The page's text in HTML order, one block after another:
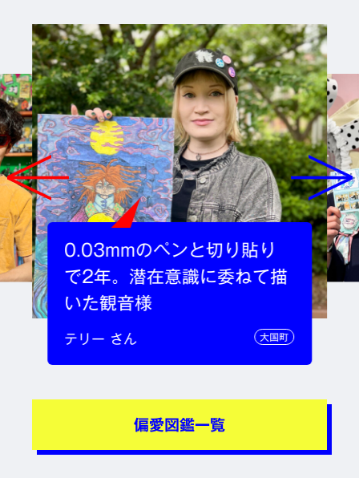
0.03mmのペンと切り貼り
で2年。潜在意識に委ねて描
いた観音様
テリー さん 大国町
偏愛図鑑一覧